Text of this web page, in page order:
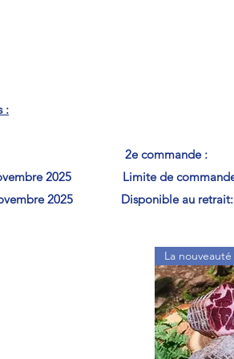
:
: 2e
novembre 2025 Limite de
novembre 2025 Disponible au
La nouveauté